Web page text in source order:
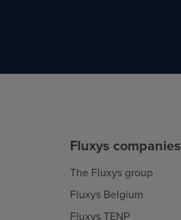
Fluxys companies
The Fluxys group
Fluxys Belgium
Fluxys TENP